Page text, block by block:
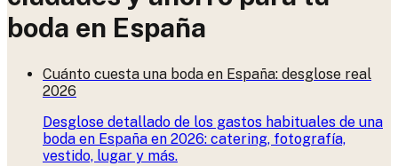
boda en España
Cuánto cuesta una boda en España: desglose real
2026
Desglose detallado de los gastos habituales de una
boda en España en 2026: catering, fotografía,
vestido, lugar y más.